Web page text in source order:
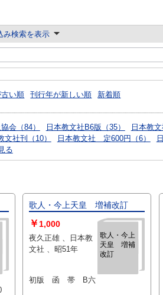
み検索を表示
い順 刊行年が新しい順 新着順
会（84） 日本教文社B6版（35） 日本教
文社刊（10） 日本教文社 定600円（6）
る
歌人・今上天皇 増補改訂
歌人・今上
天皇 増補
改訂
￥ 1,000
夜久正雄 、日本教
文社 、昭51年
初版 函 帯 B六